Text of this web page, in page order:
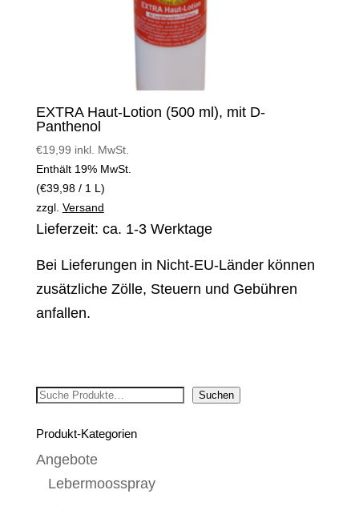
EXTRA Haut-Lotion (500 ml), mit D-
Panthenol
€19,99 inkl. MwSt.
Enthält 19% MwSt.
(€39,98/ 1 L)
zzgl. Versand
Lieferzeit: ca. 1-3 Werktage
Bei Lieferungen in Nicht-EU-Länder können
zusätzliche Zölle, Steuern und Gebühren
anfallen.
Suchen Suchen
Produkt-Kategorien
Angebote
Lebermoosspray